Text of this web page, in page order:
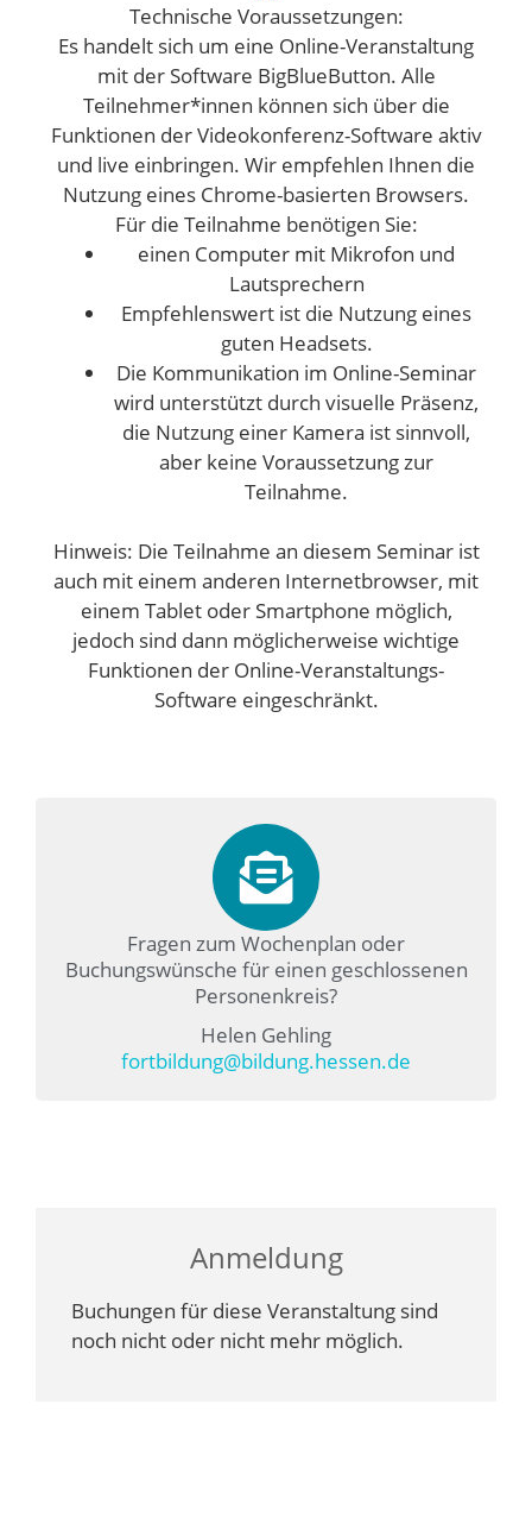
Technische Voraussetzungen:
Es handelt sich um eine Online-Veranstaltung
mit der Software BigBlueButton. Alle
Teilnehmer*innen können sich über die
Funktionen der Videokonferenz-Software aktiv
und live einbringen. Wir empfehlen Ihnen die
Nutzung eines Chrome-basierten Browsers.
Für die Teilnahme benötigen Sie:
einen Computer mit Mikrofon und
Lautsprechern
Empfehlenswert ist die Nutzung eines
guten Headsets.
Die Kommunikation im Online-Seminar
wird unterstützt durch visuelle Präsenz,
die Nutzung einer Kamera ist sinnvoll,
aber keine Voraussetzung zur
Teilnahme.
Hinweis: Die Teilnahme an diesem Seminar ist
auch mit einem anderen Internetbrowser, mit
einem Tablet oder Smartphone möglich,
jedoch sind dann möglicherweise wichtige
Funktionen der Online-Veranstaltungs-
Software eingeschränkt.
Fragen zum Wochenplan oder
Buchungswünsche für einen geschlossenen
Personenkreis?
Helen Gehling
fortbildung@bildung.hessen.de
Anmeldung
Buchungen für diese Veranstaltung sind
noch nicht oder nicht mehr möglich.